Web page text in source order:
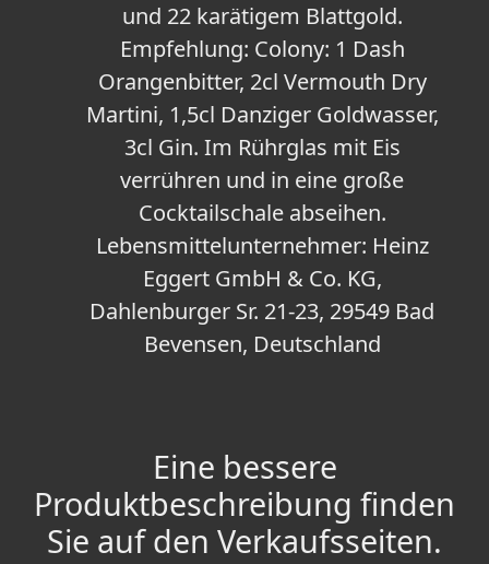
und 22 karätigem Blattgold.
Empfehlung: Colony: 1 Dash
Orangenbitter, 2cl Vermouth Dry
Martini, 1,5cl Danziger Goldwasser,
3cl Gin. Im Rührglas mit Eis
verrühren und in eine große
Cocktailschale abseihen.
Lebensmittelunternehmer: Heinz
Eggert GmbH & Co. KG,
Dahlenburger Sr. 21-23, 29549 Bad
Bevensen, Deutschland
Eine bessere
Produktbeschreibung finden
Sie auf den Verkaufsseiten.